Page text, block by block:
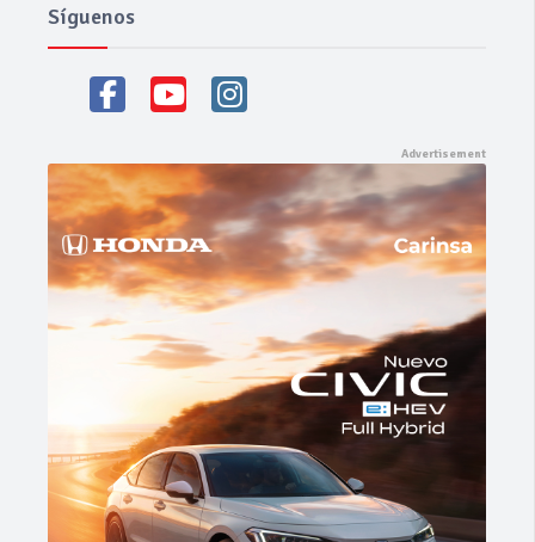
Síguenos